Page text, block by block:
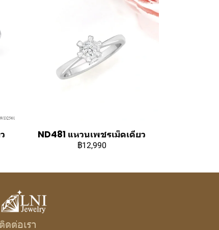
ND481 แหวนเพชรเม็ดเดียว
฿12,990
ติดต่อเรา